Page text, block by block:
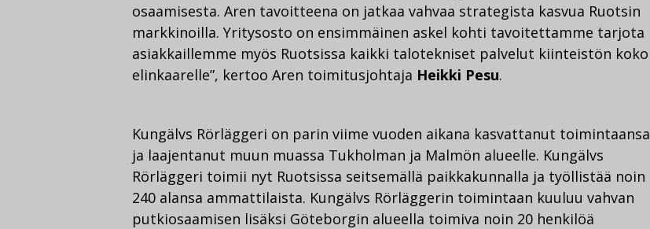
osaamisesta. Aren tavoitteena on jatkaa vahvaa strategista kasvua Ruotsin
markkinoilla. Yritysosto on ensimmäinen askel kohti tavoitettamme tarjota
asiakkaillemme myös Ruotsissa kaikki talotekniset palvelut kiinteistön koko
elinkaarelle”, kertoo Aren toimitusjohtaja Heikki Pesu.
Kungälvs Rörläggeri on parin viime vuoden aikana kasvattanut toimintaansa
ja laajentanut muun muassa Tukholman ja Malmön alueelle. Kungälvs
Rörläggeri toimii nyt Ruotsissa seitsemällä paikkakunnalla ja työllistää noin
240 alansa ammattilaista. Kungälvs Rörläggerin toimintaan kuuluu vahvan
putkiosaamisen lisäksi Göteborgin alueella toimiva noin 20 henkilöä